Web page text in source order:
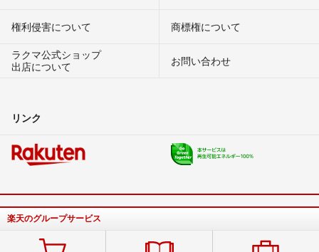
権利侵害について
商標権について
ラクマ公式ショップ
出店について
お問い合わせ
リンク
楽天のグループサービス